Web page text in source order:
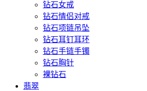
钻石女戒
钻石情侣对戒
钻石项链吊坠
钻石耳钉耳环
钻石手链手镯
钻石胸针
裸钻石
翡翠